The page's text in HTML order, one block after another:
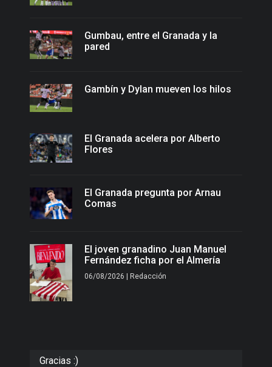
Gumbau, entre el Granada y la
pared
Gambín y Dylan mueven los hilos
El Granada acelera por Alberto
Flores
El Granada pregunta por Arnau
Comas
El joven granadino Juan Manuel
Fernández ficha por el Almería
06/08/2026 | Redacción
Gracias :)